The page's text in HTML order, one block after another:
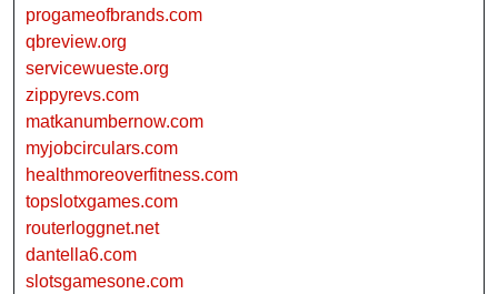
progameofbrands.com
qbreview.org
servicewueste.org
zippyrevs.com
matkanumbernow.com
myjobcirculars.com
healthmoreoverfitness.com
topslotxgames.com
routerloggnet.net
dantella6.com
slotsgamesone.com